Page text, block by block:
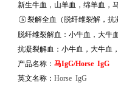
新生牛血，山羊血，绵羊血，
⑤裂解全血（脱纤维裂解，抗
脱纤维裂解血：小牛血，大牛
抗凝裂解血：小牛血，大牛血
产品名称： 马IgG/Horse IgG
英文名称： Horse IgG